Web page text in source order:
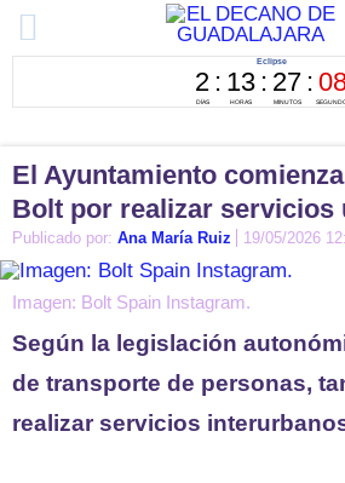
El Ayuntamiento
Bolt por realizar servicios
Publicado por: Ana María Ruiz 19/05/2026
Imagen: Bolt Spain Instagram.
Según la legislación
de transporte de personas,
realizar servicios